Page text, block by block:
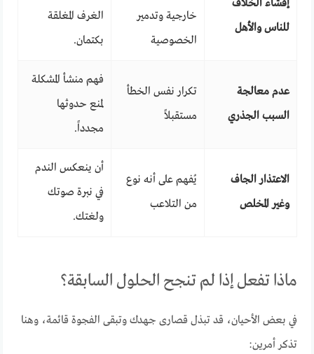
إفشاء الخلاف
للناس والأهل
خارجية وتدمير
الخصوصية
الغرف المغلقة
بكتمان.
عدم معالجة
السبب الجذري
تكرار نفس الخطأ
مستقبلاً
فهم منشأ المشكلة
لمنع حدوثها
مجدداً.
الاعتذار الجاف
وغير المخلص
يُفهم على أنه نوع
من التلاعب
أن ينعكس الندم
في نبرة صوتك
ولغتك.
ماذا تفعل إذا لم تنجح الحلول السابقة؟
في بعض الأحيان، قد تبذل قصارى جهدك وتبقى الفجوة قائمة، وهنا
تذكر أمرين: